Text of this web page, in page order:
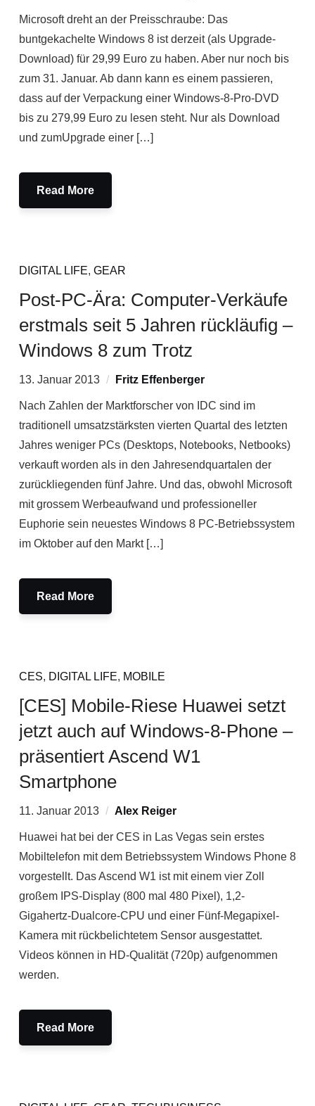
Microsoft dreht an der Preisschraube: Das
buntgekachelte Windows 8 ist derzeit (als Upgrade-
Download) für 29,99 Euro zu haben. Aber nur noch bis
zum 31. Januar. Ab dann kann es einem passieren,
dass auf der Verpackung einer Windows-8-Pro-DVD
bis zu 279,99 Euro zu lesen steht. Nur als Download
und zumUpgrade einer […]
Read More
DIGITAL LIFE, GEAR
Post-PC-Ära: Computer-Verkäufe
erstmals seit 5 Jahren rückläufig –
Windows 8 zum Trotz
13. Januar 2013 Fritz Effenberger
Nach Zahlen der Marktforscher von IDC sind im
traditionell umsatzstärksten vierten Quartal des letzten
Jahres weniger PCs (Desktops, Notebooks, Netbooks)
verkauft worden als in den Jahresendquartalen der
zurückliegenden fünf Jahre. Und das, obwohl Microsoft
mit grossem Werbeaufwand und professioneller
Euphorie sein neuestes Windows 8 PC-Betriebssystem
im Oktober auf den Markt […]
Read More
CES, DIGITAL LIFE, MOBILE
[CES] Mobile-Riese Huawei setzt
jetzt auch auf Windows-8-Phone –
präsentiert Ascend W1
Smartphone
11. Januar 2013 Alex Reiger
Huawei hat bei der CES in Las Vegas sein erstes
Mobiltelefon mit dem Betriebssystem Windows Phone 8
vorgestellt. Das Ascend W1 ist mit einem vier Zoll
großem IPS-Display (800 mal 480 Pixel), 1,2-
Gigahertz-Dualcore-CPU und einer Fünf-Megapixel-
Kamera mit rückbelichtetem Sensor ausgestattet.
Videos können in HD-Qualität (720p) aufgenommen
werden.
Read More